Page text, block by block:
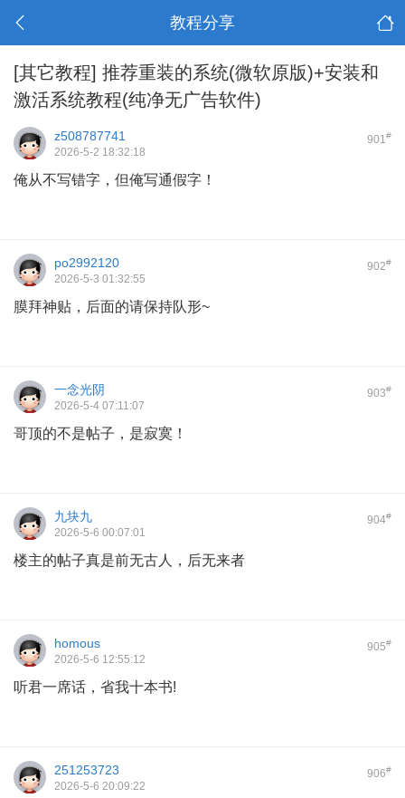
教程分享
[其它教程] 推荐重装的系统(微软原版)+安装和
激活系统教程(纯净无广告软件)
901#
z508787741
2026-5-2 18:32:18
俺从不写错字，但俺写通假字！
902#
po2992120
2026-5-3 01:32:55
膜拜神贴，后面的请保持队形~
903#
一念光阴
2026-5-4 07:11:07
哥顶的不是帖子，是寂寞！
904#
九块九
2026-5-6 00:07:01
楼主的帖子真是前无古人，后无来者
905#
homous
2026-5-6 12:55:12
听君一席话，省我十本书!
906#
251253723
2026-5-6 20:09:22